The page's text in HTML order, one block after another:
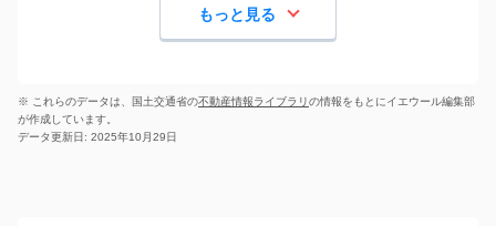
もっと見る
※ これらのデータは、国土交通省の不動産情報ライブラリの情報をもとにイエウール編集部
が作成しています。
データ更新日: 2025年10月29日